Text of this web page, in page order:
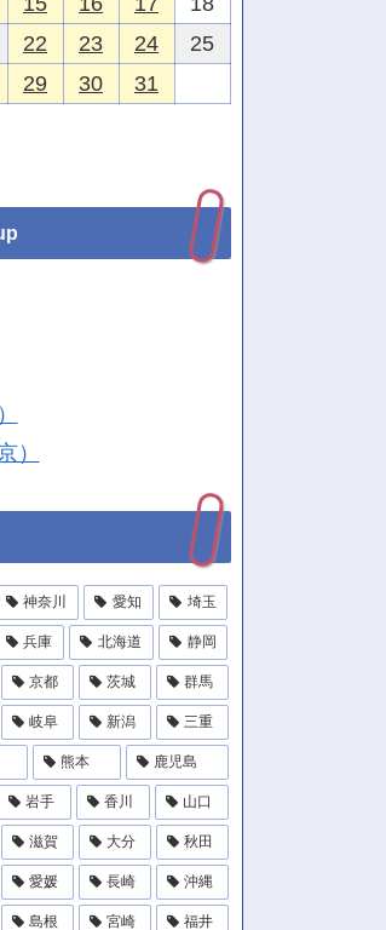
22 23 24
25
29 30 31
）
神奈川 愛知 埼玉
兵庫 北海道 静岡
京都 茨城 群馬
岐阜 新潟 三重
熊本 鹿児島
岩手 香川 山口
滋賀 大分 秋田
愛媛 長崎 沖縄
島根 宮崎 福井